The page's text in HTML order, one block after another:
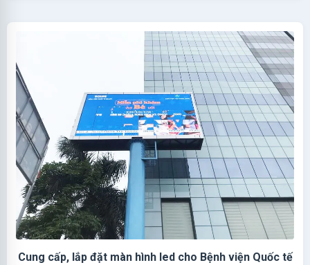
Cung cấp, lắp đặt màn hình led cho Bệnh viện Quốc tế